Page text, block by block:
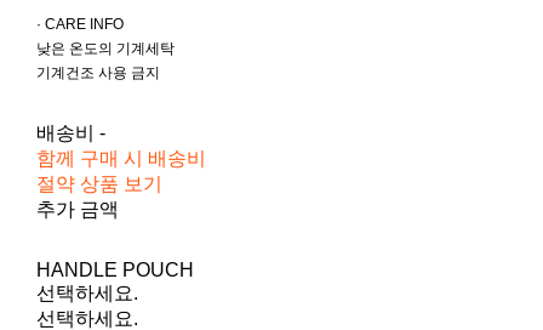
· CARE INFO
낮은 온도의 기계세탁
기계건조 사용 금지
배송비 -
함께 구매 시 배송비
절약 상품 보기
추가 금액
HANDLE POUCH
선택하세요.
선택하세요.